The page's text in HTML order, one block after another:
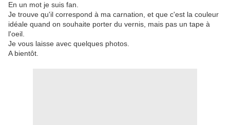
En un mot je suis fan.
Je trouve qu'il correspond à ma carnation, et que c'est la couleur
idéale quand on souhaite porter du vernis, mais pas un tape à
l'oeil.
Je vous laisse avec quelques photos.
A bientôt.